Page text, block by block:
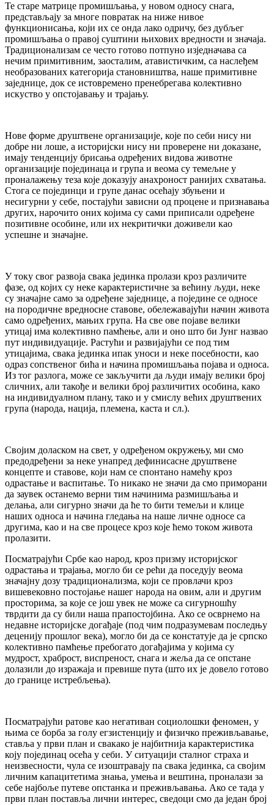
Те старе матрице промишљања, у новом односу снага,
представљају за многе повратак на ниже нивое
функционисања, који их се онда лако одричу, без дубљег
промишљања о правој суштини њихових вредности и значаја.
Традиционализам се често готово потпуно изједначава са
нечим примитивним, заосталим, атавистичким, са наслеђем
необразованих категорија становништва, наше примитивне
заједнице, док се истовремено пренебрегава колективно
искуство у опстојавању и трајању.
Нове форме друштвене организације, које по себи нису ни
добре ни лоше, а историјски нису ни проверене ни доказане,
имају тенденцију брисања одређених видова животне
организације појединаца и група и веома су темељне у
проналажењу теза које доказују анахроност ранијих схватања.
Стога се појединци и групе данас осећају збуњени и
несигурни у себе, постајући зависни од процене и признавања
других, нарочито оних којима су сами приписали одређене
позитивне особине, или их некритички доживели као
успешне и значајне.
У току свог развоја свака јединка пролази кроз различите
фазе, од којих су неке карактеристичне за већину људи, неке
су значајне само за одређене заједнице, а поједине се односе
на породичне вредносне ставове, обележавајући начин живота
само одређених, мањих група. На све ове појаве велики
утицај има колективно памћење, али и оно што би Јунг назвао
пут индивидуације. Растући и развијајући се под тим
утицајима, свака јединка ипак уноси и неке посебности, као
одраз сопственог бића и начина промишљања појава и односа.
Из тог разлога, може се закључити да људи имају велики број
сличних, али такође и велики број различитих особина, како
на индивидуалном плану, тако и у смислу већих друштвених
група (народа, нација, племена, каста и сл.).
Својим доласком на свет, у одређеном окружењу, ми смо
предодређени за неке унапред дефинисасне друштвене
концепте и ставове, који нам се спонтано намећу кроз
одрастање и васпитање. То никако не значи да смо приморани
да заувек останемо верни тим начинима размишљања и
делања, али сигурно значи да ће то бити темељи и клице
наших односа и начина гледања на наше личне односе са
другима, као и на све процесе кроз које ћемо током живота
пролазити.
Посматрајући Србе као народ, кроз призму историјског
одрастања и трајања, могло би се рећи да поседују веома
значајну дозу традиционализма, који се провлачи кроз
вишевековно постојање нашег народа на овим, али и другим
просторима, за које се још увек не може са сигурношћу
тврдити да су били наша прапостојбина. Ако се осврнемо на
недавне историјске догађаје (под чим подразумевам последњу
деценију прошлог века), могло би да се констатује да је српско
колективно памћење пребогато догађајима у којима су
мудрост, храброст, виспреност, снага и жеља да се опстане
долазили до изражаја и превише пута (што их је довело готово
до границе истребљења).
Посматрајући ратове као негативан социолошки феномен, у
њима се борба за голу егзистенцију и физичко преживљавање,
ставља у први план и свакако је најбитнија карактеристика
коју појединац осећа у себи. У ситуацији сталног страха и
неизвесности, чула се изоштравају па свака јединка, са својим
личним капацитетима знања, умења и вештина, проналази за
себе најбоље путеве опстанка и преживљавања. Ако се тада у
први план поставља лични интерес, сведоци смо да један број